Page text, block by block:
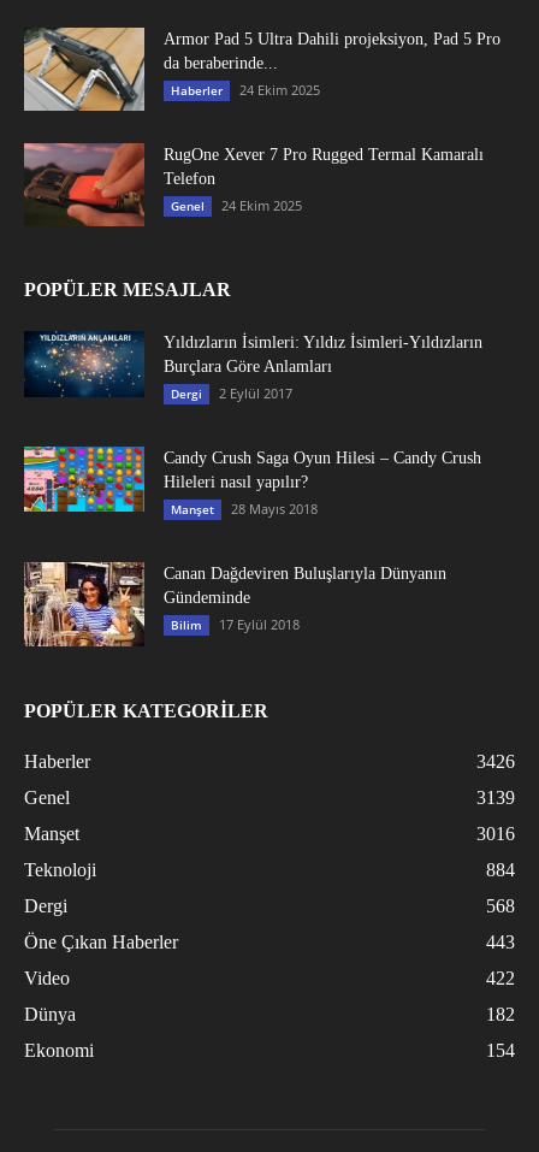
Armor Pad 5 Ultra Dahili projeksiyon, Pad 5 Pro
da beraberinde...
Haberler 24 Ekim 2025
RugOne Xever 7 Pro Rugged Termal Kamaralı
Telefon
Genel 24 Ekim 2025
POPÜLER MESAJLAR
Yıldızların İsimleri: Yıldız İsimleri-Yıldızların
Burçlara Göre Anlamları
Dergi 2 Eylül 2017
Candy Crush Saga Oyun Hilesi – Candy Crush
Hileleri nasıl yapılır?
Manşet 28 Mayıs 2018
Canan Dağdeviren Buluşlarıyla Dünyanın
Gündeminde
Bilim 17 Eylül 2018
POPÜLER KATEGORİLER
Haberler
3426
Genel
3139
Manşet
3016
Teknoloji
884
Dergi
568
Öne Çıkan Haberler
443
Video
422
Dünya
182
Ekonomi
154